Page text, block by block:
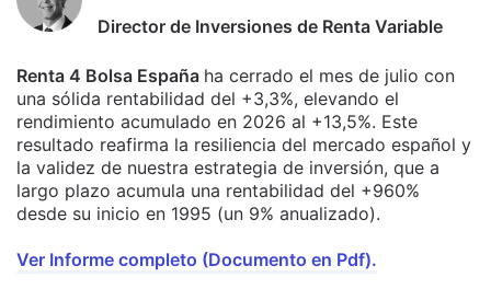
Director de Inversiones de Renta Variable
Renta 4 Bolsa España ha cerrado el mes de julio con
una sólida rentabilidad del +3,3%, elevando el
rendimiento acumulado en 2026 al +13,5%. Este
resultado reafirma la resiliencia del mercado español y
la validez de nuestra estrategia de inversión, que a
largo plazo acumula una rentabilidad del +960%
desde su inicio en 1995 (un 9% anualizado).
Ver Informe completo (Documento en Pdf).